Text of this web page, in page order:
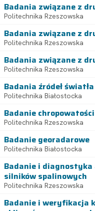
Badania związane z
Politechnika Rzeszowska
Badania związane z
Politechnika Rzeszowska
Badania związane z
Politechnika Rzeszowska
Badania źródeł
Politechnika Białostocka
Badanie
Politechnika Rzeszowska
Badanie georadarowe
Politechnika Białostocka
Badanie i
silników spalinowych
Politechnika Rzeszowska
Badanie i weryfikacja